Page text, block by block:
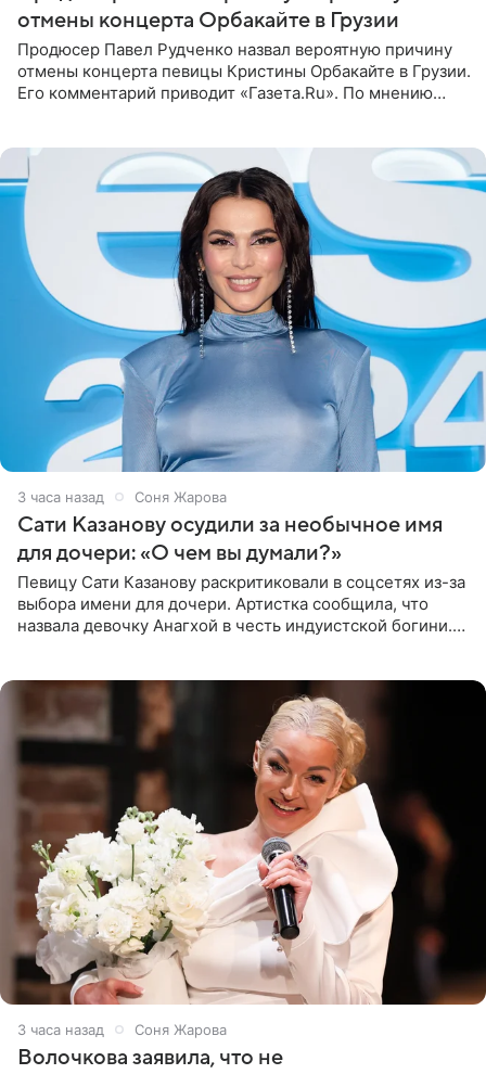
отмены концерта Орбакайте в Грузии
Продюсер Павел Рудченко назвал вероятную причину
отмены концерта певицы Кристины Орбакайте в Грузии.
Его комментарий приводит «Газета.Ru». По мнению
3 часа назад Соня Жарова
Сати Казанову осудили за необычное имя
для дочери: «О чем вы думали?»
Певицу Сати Казанову раскритиковали в соцсетях из-за
выбора имени для дочери. Артистка сообщила, что
назвала девочку Анагхой в честь индуистской богини.
3 часа назад Соня Жарова
Волочкова заявила, что не